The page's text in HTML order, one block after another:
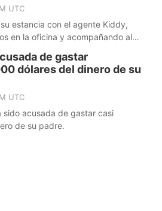
UTC
estancia con el agente Kiddy,
en la oficina y acompañando al
de gastar
dólares del dinero de su
UTC
sido acusada de gastar casi
de su padre.